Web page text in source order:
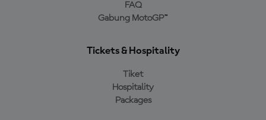
FAQ
Gabung MotoGP™
Tickets & Hospitality
Tiket
Hospitality
Packages